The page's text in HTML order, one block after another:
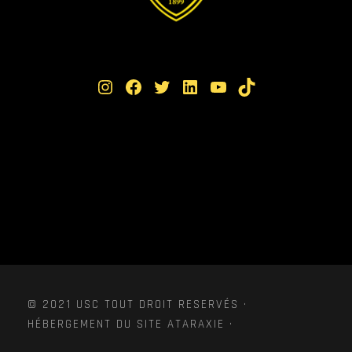
Instagram Facebook Twitter LinkedIn YouTube TikTok
© 2021 USC TOUT DROIT RESERVÉS ·
HÉBERGEMENT DU SITE ATARAXIE ·